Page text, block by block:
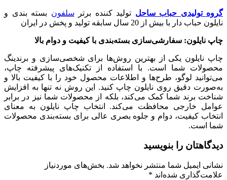
گروه تولیدی حباب ساحل تولید کننده برتر سلفون بسته بندی و
نایلون حباب دار با بیش از 20 سال سابقه تولید و پخش در ایران
چاپ نایلون: سفارشی‌سازی بسته‌بندی با کیفیت و دوام بالا
چاپ نایلون یکی از بهترین روش‌ها برای شخصی‌سازی و برندینگ
محصولات شما است. با استفاده از تکنیک‌های پیشرفته چاپ،
می‌توانید لوگو، طرح‌ها و اطلاعات محصول خود را با کیفیت بالا و
به‌صورت دقیق روی نایلون چاپ کنید. این روش نه تنها به افزایش
شناخت برند شما کمک می‌کند، بلکه از محصولات شما نیز در برابر
عوامل خارجی محافظت می‌کند. انتخاب چاپ نایلون به معنای
انتخاب کیفیت، دوام و جلوه بصری عالی برای بسته‌بندی محصولات
شما است.
دیدگاهتان را بنویسید
نشانی ایمیل شما منتشر نخواهد شد. بخش‌های موردنیاز
علامت‌گذاری شده‌اند *